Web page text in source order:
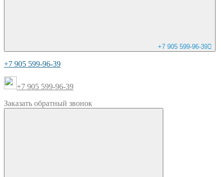
+7 905 599-96-39
+7 905 599-96-39
+7 905 599-96-39
Заказать обратный звонок